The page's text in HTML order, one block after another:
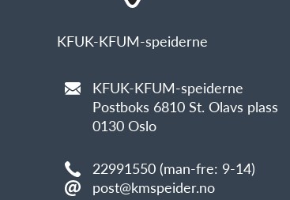
KFUK-KFUM-speiderne
KFUK-KFUM-speiderne
Postboks 6810 St. Olavs plass
0130 Oslo
22991550 (man-fre: 9-14)
post@kmspeider.no